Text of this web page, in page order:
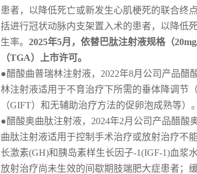
患者，以降低死亡或新发生心肌梗死的联合终
括进行冠状动脉内支架置入术的患者，以降低
生率。 2025年5月，依替巴肽注射液规格（
（TGA）上市许可。
●醋酸曲普瑞林注射液，2022年8月公司产品
林注射液适用于不育治疗下所需的垂体降调节
（GIFT）和无辅助治疗方法的促卵泡成熟等）。
●醋酸奥曲肽注射液，2024年2月公司产品醋
曲肽注射液适用于控制手术治疗或放射治疗不
长激素(GH)和胰岛素样生长因子-1(IGF-1)血浆
放射治疗尚未生效的间歇期肢端肥大症患者；